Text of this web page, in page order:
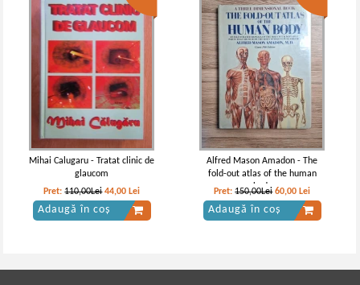
Mihai Calugaru - Tratat clinic de
glaucom
Pret:110,00Lei 44,00 Lei
Adaugă în coș
Alfred Mason Amadon - The
fold-out atlas of the human
body
Pret:150,00Lei 60,00 Lei
Adaugă în coș